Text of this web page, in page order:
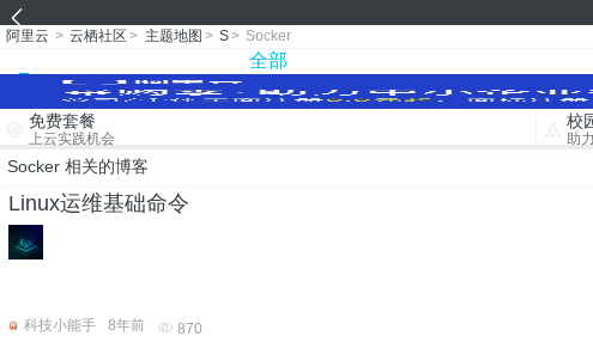
阿里云 > 云栖社区 > 主题地图 > S> Socker
全部
免费套餐
上云实践机会
校
助
Socker 相关的博客
Linux运维基础命令
科技小能手
8年前 870